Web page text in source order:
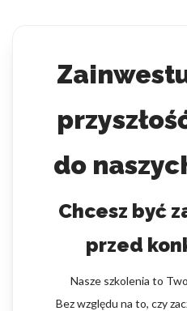
do
Chcesz być
przed
Nasze szkolenia to
Bez względu na to, czy